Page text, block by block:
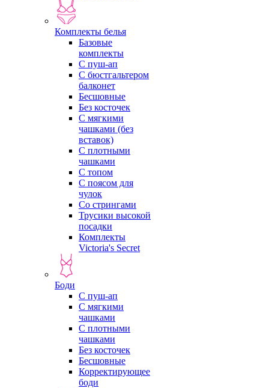
Комплекты белья
Базовые
комплекты
С пуш-ап
С бюстгальтером
балконет
Бесшовные
Без косточек
С мягкими
чашками (без
вставок)
С плотными
чашками
С топом
С поясом для
чулок
Со стрингами
Трусики высокой
посадки
Комплекты
Victoria's Secret
Боди
С пуш-ап
С мягкими
чашками
С плотными
чашками
Без косточек
Бесшовные
Корректирующее
боди